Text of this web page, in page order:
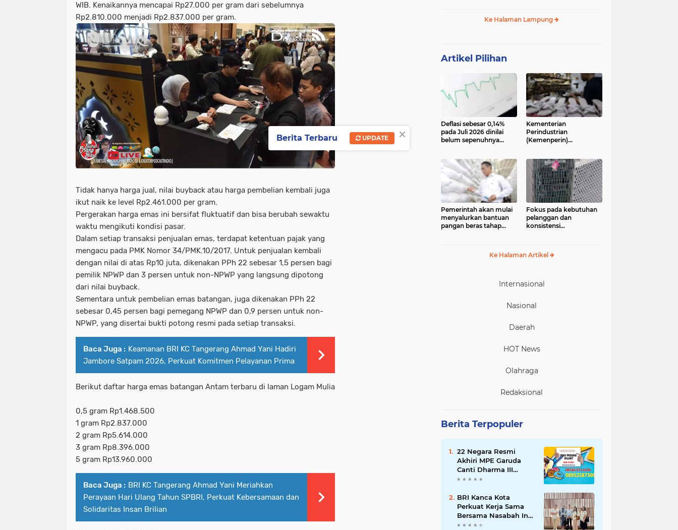
WIB. Kenaikannya mencapai Rp27.000 per gram dari sebelumnya
Rp2.810.000 menjadi Rp2.837.000 per gram.
Tidak hanya harga jual, nilai buyback atau harga pembelian kembali juga
ikut naik ke level Rp2.461.000 per gram.
Pergerakan harga emas ini bersifat fluktuatif dan bisa berubah sewaktu
waktu mengikuti kondisi pasar.
Dalam setiap transaksi penjualan emas, terdapat ketentuan pajak yang
mengacu pada PMK Nomor 34/PMK.10/2017. Untuk penjualan kembali
dengan nilai di atas Rp10 juta, dikenakan PPh 22 sebesar 1,5 persen bagi
pemilik NPWP dan 3 persen untuk non-NPWP yang langsung dipotong
dari nilai buyback.
Sementara untuk pembelian emas batangan, juga dikenakan PPh 22
sebesar 0,45 persen bagi pemegang NPWP dan 0,9 persen untuk non-
NPWP, yang disertai bukti potong resmi pada setiap transaksi.
Baca Juga : Keamanan BRI KC Tangerang Ahmad Yani Hadiri
Jambore Satpam 2026, Perkuat Komitmen Pelayanan Prima
Berikut daftar harga emas batangan Antam terbaru di laman Logam Mulia
0,5 gram Rp1.468.500
1 gram Rp2.837.000
2 gram Rp5.614.000
3 gram Rp8.396.000
5 gram Rp13.960.000
Baca Juga : BRI KC Tangerang Ahmad Yani Meriahkan
Perayaan Hari Ulang Tahun SPBRI, Perkuat Kebersamaan dan
Solidaritas Insan Brilian
Ke Halaman Lampung
Artikel Pilihan
Deflasi sebesar 0,14%
pada Juli 2026 dinilai
belum sepenuhnya
Pengamat ekonomi
Center of Reform on
Economics (Core)
Indonesia
Kementerian
Perindustrian
(Kemenperin)
(IKM), khususnya sektor
pakaian jadi, alas kaki,
dan alat olahraga,
memiliki peran strategis
dalam memperkuat
perekonomian nasional
Pemerintah akan mulai
menyalurkan bantuan
pangan beras tahap
pangan pemerintah
33.244.408 penerima
Fokus pada kebutuhan
pelanggan dan
konsistensi
Ke Halaman Artikel
Internasional
Nasional
Daerah
HOT News
Olahraga
Redaksional
Berita Terpopuler
22 Negara Resmi
Akhiri MPE Garuda
Canti Dharma III
Tahun 2026
BRI Kanca Kota
Perkuat Kerja Sama
Bersama Nasabah Inti,
Dorong Pertumbuhan
×
Berita Terbaru UPDATE